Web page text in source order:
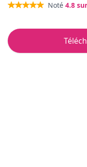
Noté 4.8